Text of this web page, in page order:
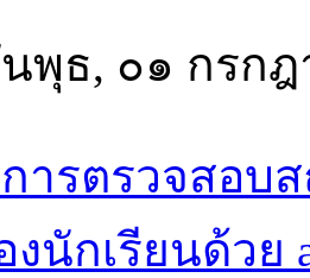
นพุธ, ๐๑ กรก
ารตรวจสอบ
งนักเรียนด้วย